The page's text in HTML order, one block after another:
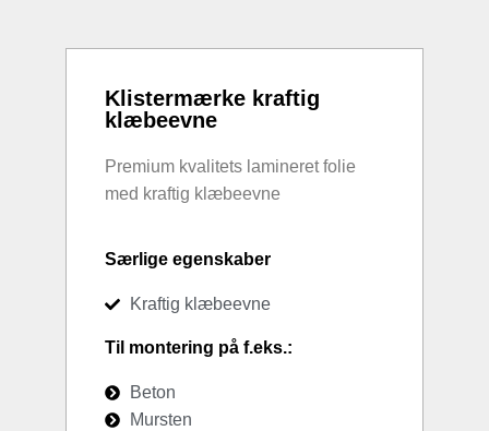
Klistermærke kraftig
klæbeevne
Premium kvalitets lamineret folie
med kraftig klæbeevne
Særlige egenskaber
Kraftig klæbeevne
Til montering på f.eks.:
Beton
Mursten